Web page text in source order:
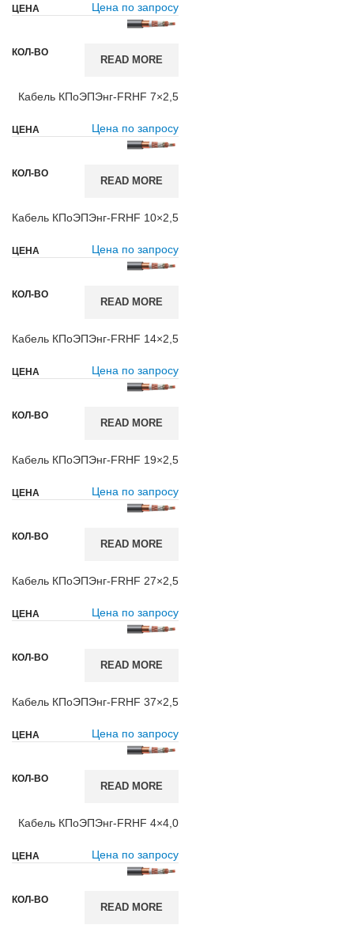
Цена по запросу
READ MORE
Кабель КПоЭПЭнг-FRHF 7×2,5
Цена по запросу
READ MORE
Кабель КПоЭПЭнг-FRHF 10×2,5
Цена по запросу
READ MORE
Кабель КПоЭПЭнг-FRHF 14×2,5
Цена по запросу
READ MORE
Кабель КПоЭПЭнг-FRHF 19×2,5
Цена по запросу
READ MORE
Кабель КПоЭПЭнг-FRHF 27×2,5
Цена по запросу
READ MORE
Кабель КПоЭПЭнг-FRHF 37×2,5
Цена по запросу
READ MORE
Кабель КПоЭПЭнг-FRHF 4×4,0
Цена по запросу
READ MORE